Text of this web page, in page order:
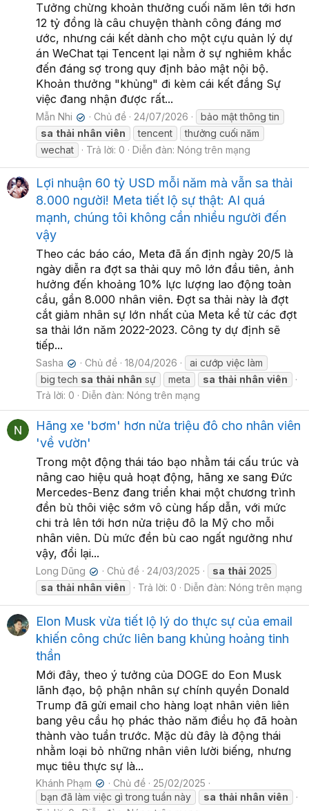
Tưởng chừng khoản thưởng cuối năm lên tới hơn
12 tỷ đồng là câu chuyện thành công đáng mơ
ước, nhưng cái kết dành cho một cựu quản lý dự
án WeChat tại Tencent lại nằm ở sự nghiêm khắc
đến đáng sợ trong quy định bảo mật nội bộ.
Khoản thưởng "khủng" đi kèm cái kết đắng Sự
việc đang nhận được rất...
Mẫn Nhi ✔ Chủ đề 24/07/2026
bảo mật thông tin
sa thải nhân viên tencent
thưởng cuối năm
wechat
Trả lời: 0 Diễn đàn: Nóng trên mạng
Lợi nhuận 60 tỷ USD mỗi năm mà vẫn sa thải
8.000 người! Meta tiết lộ sự thật: AI quá
mạnh, chúng tôi không cần nhiều người đến
vậy
Theo các báo cáo, Meta đã ấn định ngày 20/5 là
ngày diễn ra đợt sa thải quy mô lớn đầu tiên, ảnh
hưởng đến khoảng 10% lực lượng lao động toàn
cầu, gần 8.000 nhân viên. Đợt sa thải này là đợt
cắt giảm nhân sự lớn nhất của Meta kể từ các đợt
sa thải lớn năm 2022-2023. Công ty dự định sẽ
tiếp...
Sasha ✔ Chủ đề 18/04/2026
ai cướp việc làm
big tech sa thải nhân sự meta sa thải nhân viên
Trả lời: 0
Diễn đàn: Nóng trên mạng
Hãng xe 'bơm' hơn nửa triệu đô cho nhân viên
'về vườn'
Trong một động thái táo bạo nhằm tái cấu trúc và
nâng cao hiệu quả hoạt động, hãng xe sang Đức
Mercedes-Benz đang triển khai một chương trình
đền bù thôi việc sớm vô cùng hấp dẫn, với mức
chi trả lên tới hơn nửa triệu đô la Mỹ cho mỗi
nhân viên. Dù mức đền bù cao ngất ngưởng như
vậy, đổi lại...
Long Dũng ✔ Chủ đề 24/03/2025 sa thải 2025
sa thải nhân viên Trả lời: 0 Diễn đàn: Nóng trên mạng
Elon Musk vừa tiết lộ lý do thực sự của email
khiến công chức liên bang khủng hoảng tinh
thần
Mới đây, theo ý tưởng của DOGE do Eon Musk
lãnh đạo, bộ phận nhân sự chính quyền Donald
Trump đã gửi email cho hàng loạt nhân viên liên
bang yêu cầu họ phác thảo năm điều họ đã hoàn
thành vào tuần trước. Mặc dù đây là động thái
nhằm loại bỏ những nhân viên lười biếng, nhưng
mục tiêu thực sự là...
Khánh Phạm ✔ Chủ đề
25/02/2025
bạn đã làm việc gì trong tuần này
sa thải nhân viên